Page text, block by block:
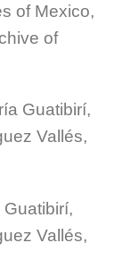
of Mexico,
of
Guatibirí,
Vallés,
Vallés,